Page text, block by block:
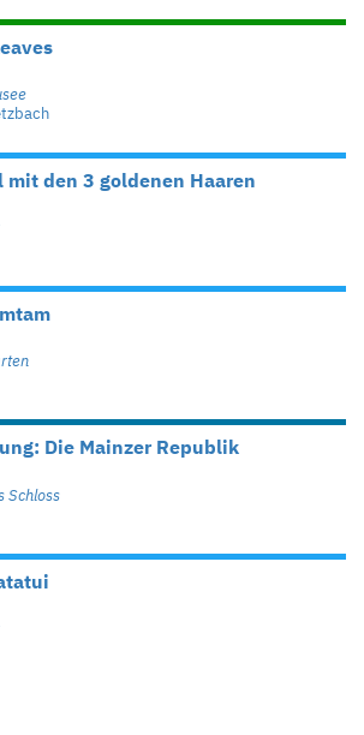
mit den 3 goldenen Haaren
Die Mainzer Republik
Schloss